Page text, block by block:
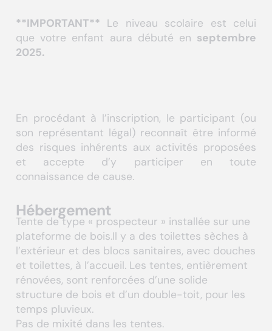
**IMPORTANT** Le niveau scolaire est celui
que votre enfant aura débuté en septembre
2025.
En procédant à l’inscription, le participant (ou
son représentant légal) reconnaît être informé
des risques inhérents aux activités proposées
et accepte d’y participer en toute
connaissance de cause.
Hébergement
Tente de type « prospecteur » installée sur une
plateforme de bois.Il y a des toilettes sèches à
l’extérieur et des blocs sanitaires, avec douches
et toilettes, à l’accueil. Les tentes, entièrement
rénovées, sont renforcées d’une solide
structure de bois et d’un double-toit, pour les
temps pluvieux.
Pas de mixité dans les tentes.